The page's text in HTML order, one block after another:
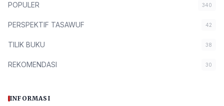
POPULER 340
PERSPEKTIF TASAWUF 42
TILIK BUKU 38
REKOMENDASI 30
INFORMASI